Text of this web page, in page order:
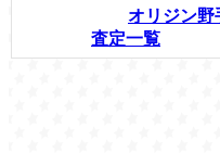
オリジン野
査定一覧